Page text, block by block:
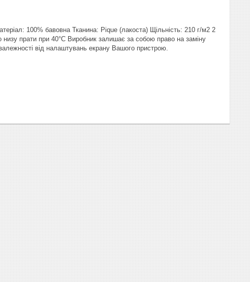
100% бавовна Тканина: Pique (лакоста) Щільність: 210 г/м2 2
низу прати при 40°C Виробник залишає за собою право на заміну
від налаштувань екрану Вашого пристрою.